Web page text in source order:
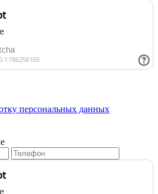
персональных данных